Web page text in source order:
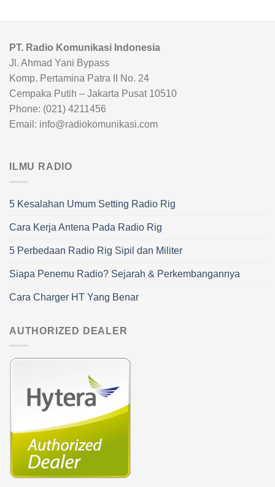
PT. Radio Komunikasi Indonesia
Jl. Ahmad Yani Bypass
Komp. Pertamina Patra II No. 24
Cempaka Putih – Jakarta Pusat 10510
Phone: (021) 4211456
Email: info@radiokomunikasi.com
ILMU RADIO
5 Kesalahan Umum Setting Radio Rig
Cara Kerja Antena Pada Radio Rig
5 Perbedaan Radio Rig Sipil dan Militer
Siapa Penemu Radio? Sejarah & Perkembangannya
Cara Charger HT Yang Benar
AUTHORIZED DEALER